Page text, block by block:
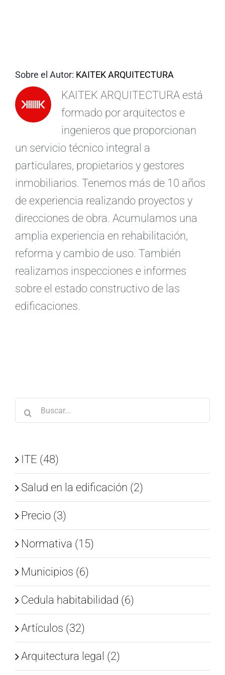
Sobre el Autor: KAITEK ARQUITECTURA
KAITEK ARQUITECTURA está
formado por arquitectos e
ingenieros que proporcionan
un servicio técnico integral a
particulares, propietarios y gestores
inmobiliarios. Tenemos más de 10 años
de experiencia realizando proyectos y
direcciones de obra. Acumulamos una
amplia experiencia en rehabilitación,
reforma y cambio de uso. También
realizamos inspecciones e informes
sobre el estado constructivo de las
edificaciones.
Buscar:
ITE (48)
Salud en la edificación (2)
Precio (3)
Normativa (15)
Municipios (6)
Cedula habitabilidad (6)
Artículos (32)
Arquitectura legal (2)